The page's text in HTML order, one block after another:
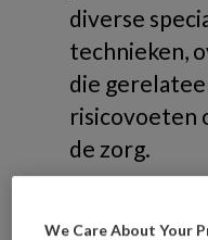
diverse
technieken,
die
risicovoeten
de zorg.
We Care About Your